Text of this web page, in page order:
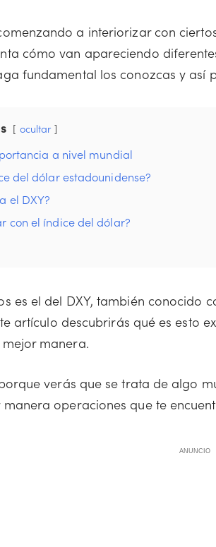
a interiorizar con
cómo van apareciendo
fundamental los conozcas y así
ocultar
a nivel mundial
del dólar estadounidense?
el DXY?
con el índice del dólar?
es el del DXY, también conocido
artículo descubrirás qué es esto
manera.
verás que se trata de algo
operaciones que te
ANUNCIO